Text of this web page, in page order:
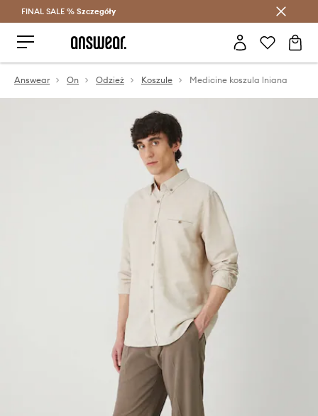
Oszczędzaj z Answear Club >
FINAL SALE % Szczegóły
Answear On Odzież Koszule Medicine koszula lniana